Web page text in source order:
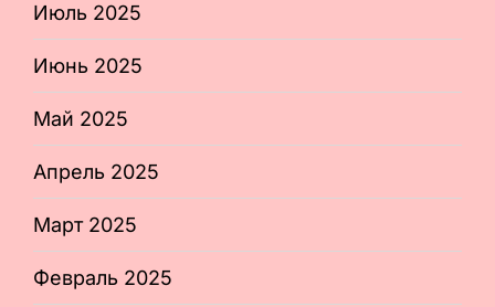
Июль 2025
Июнь 2025
Май 2025
Апрель 2025
Март 2025
Февраль 2025